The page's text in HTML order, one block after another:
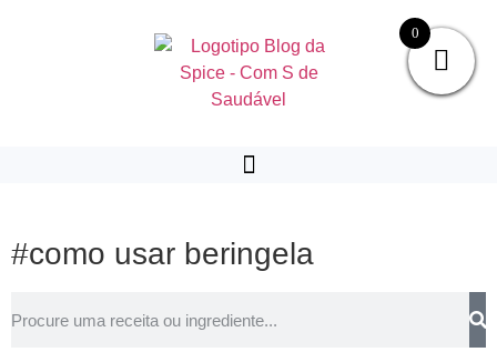
#como usar beringela
0